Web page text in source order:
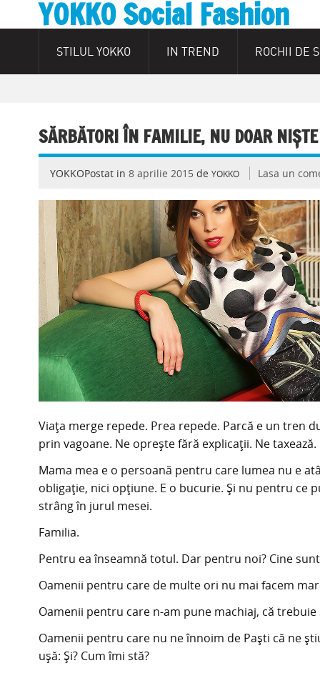
YOKKO Social Fashion
STILUL YOKKO IN TREND ROCHII DE
SĂRBĂTORI ÎN FAMILIE, NU DOAR
YOKKOPostat in 8 aprilie 2015 de YOKKO Lasa un
Viața merge repede. Prea repede. Parcă e un tren
prin vagoane. Ne oprește fără explicații. Ne
Mama mea e o persoană pentru care lumea nu e
obligație, nici opțiune. E o bucurie. Și nu pentru ce
strâng în jurul mesei.
Familia.
Pentru ea înseamnă totul. Dar pentru noi? Cine
Oamenii pentru care de multe ori nu mai facem
Oamenii pentru care n-am pune machiaj, că
Oamenii pentru care nu ne înnoim de Paști că ne
ușă: Și? Cum îmi stă?